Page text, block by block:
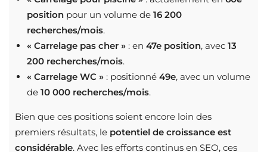
position pour un volume de 16 200
recherches/mois.
« Carrelage pas cher » : en 47e position, avec 13
200 recherches/mois.
« Carrelage WC » : positionné 49e, avec un volume
de 10 000 recherches/mois.
Bien que ces positions soient encore loin des
premiers résultats, le potentiel de croissance est
considérable. Avec les efforts continus en SEO, ces